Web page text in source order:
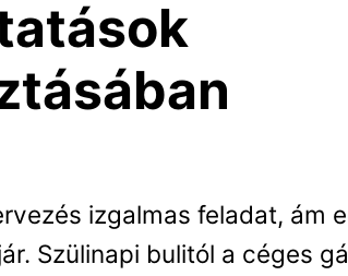
izgalmas feladat, ám
Szülinapi bulitól a céges